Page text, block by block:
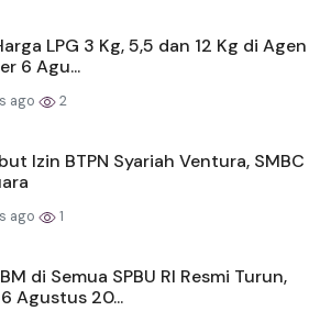
LPG 3 Kg, 5,5 dan 12 Kg di Agen
6 Agu...
ago 2
Izin BTPN Syariah Ventura, SMBC
ago 1
di Semua SPBU RI Resmi Turun,
Agustus 20...